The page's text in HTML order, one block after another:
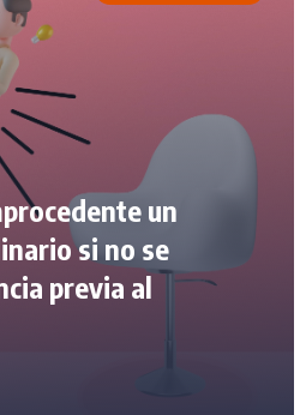
un
si no se
previa al